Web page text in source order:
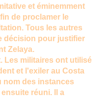
et éminemment
de proclamer le
Tous les autres
décision pour justifier
Zelaya.
Les militaires ont utilisé
et l'exiler au Costa
nom des instances
réuni. Il a